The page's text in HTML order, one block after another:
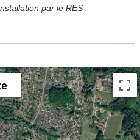
par le RES :